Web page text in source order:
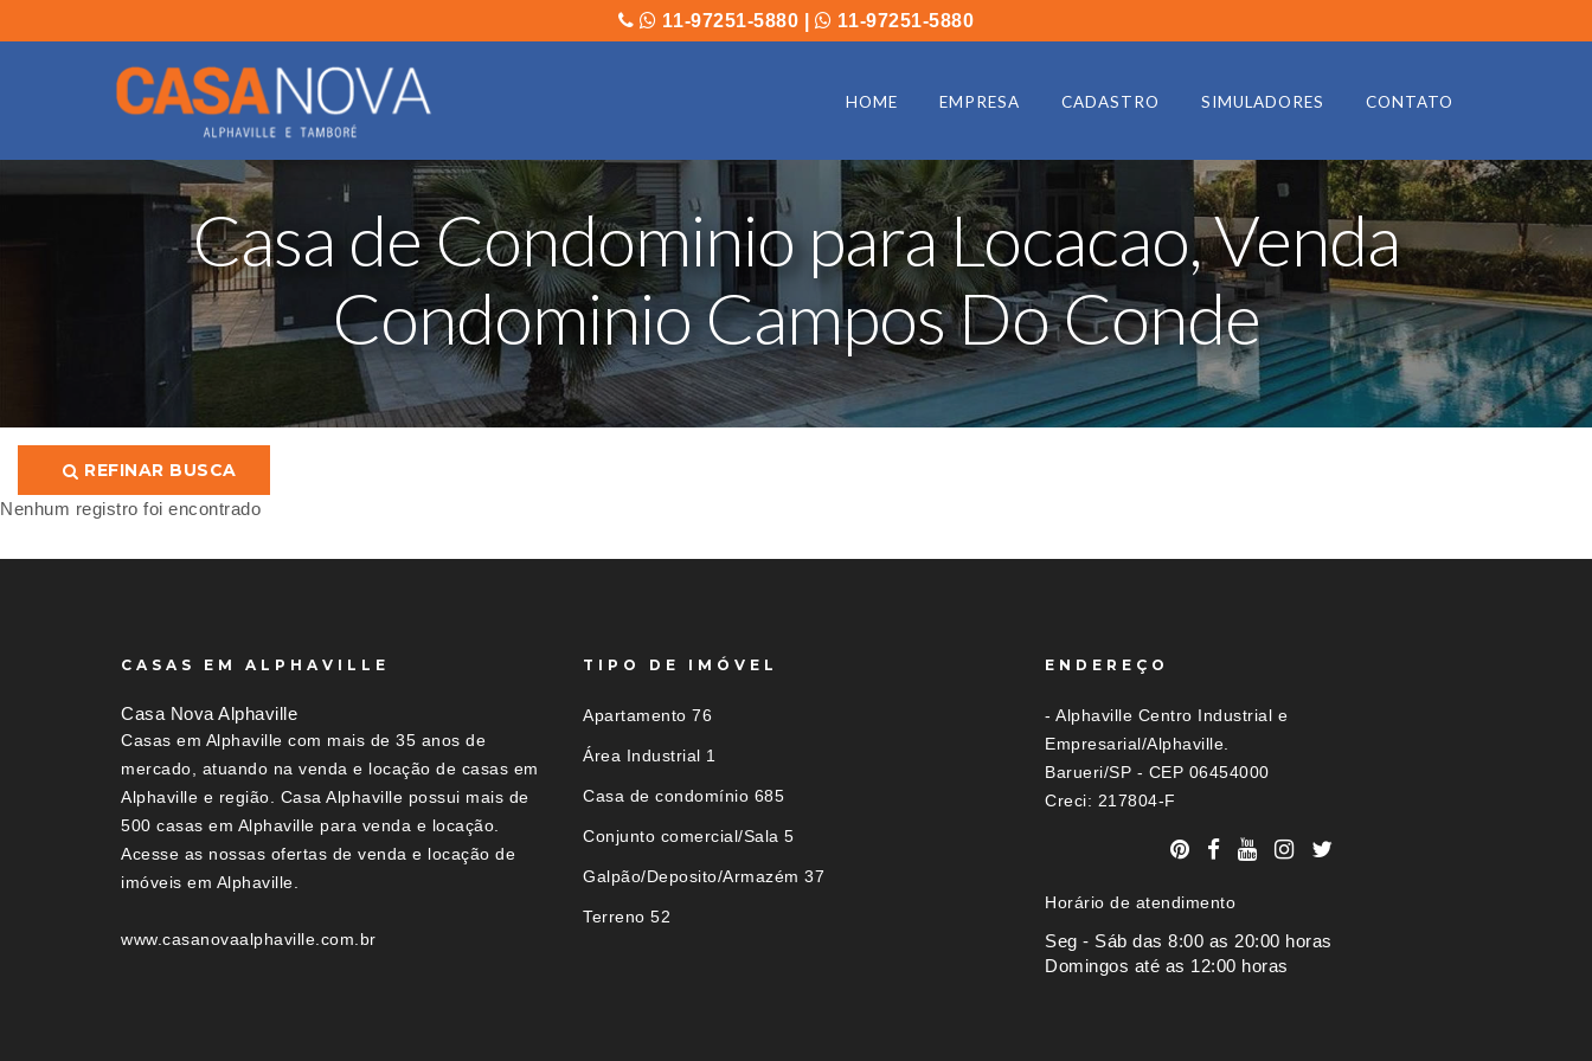
11-97251-5880 11-97251-5880
HOME EMPRESA CADASTRO SIMULADORES CONTATO
Casa de Condominio para Locacao, Venda
Condominio Campos Do Conde
REFINAR BUSCA
Nenhum registro foi encontrado
CASAS EM ALPHAVILLE
Casa Nova Alphaville
Casas em Alphaville com mais de 35 anos de
mercado, atuando na venda e locação de casas em
Alphaville e região. Casa Alphaville possui mais de
500 casas em Alphaville para venda e locação.
Acesse as nossas ofertas de venda e locação de
imóveis em Alphaville.
www.casanovaalphaville.com.br
TIPO DE IMÓVEL
Apartamento 76
Área Industrial 1
Casa de condomínio 685
Conjunto comercial/Sala 5
Galpão/Deposito/Armazém 37
Terreno 52
ENDEREÇO
- Alphaville Centro Industrial e
Empresarial/Alphaville.
Barueri/SP - CEP 06454000
Creci: 217804-F
Horário de atendimento
Seg - Sáb das 8:00 as 20:00 horas
Domingos até as 12:00 horas